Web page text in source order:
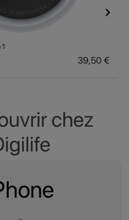
Prix
39,50 €

chez